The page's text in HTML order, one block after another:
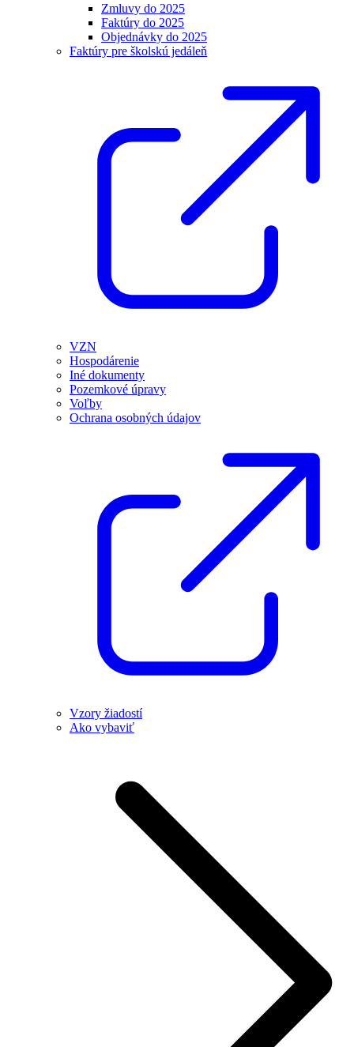
Zmluvy do 2025
Faktúry do 2025
Objednávky do 2025
Faktúry pre školskú jedáleň
VZN
Hospodárenie
Iné dokumenty
Pozemkové úpravy
Voľby
Ochrana osobných údajov
Vzory žiadostí
Ako vybaviť